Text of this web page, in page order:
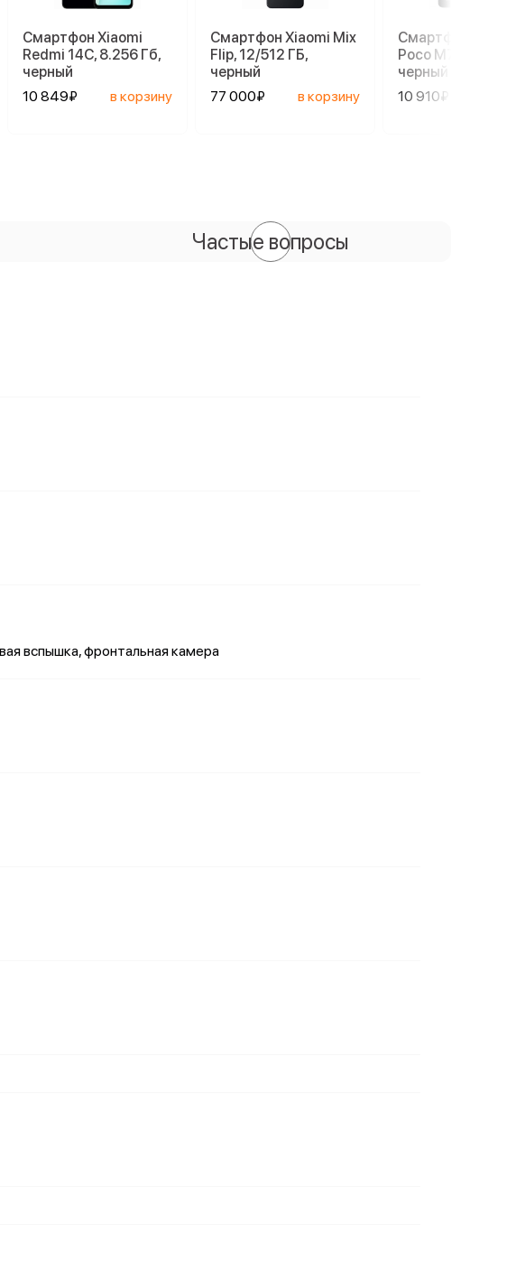
Смартфон Xiaomi
Redmi 14C, 8.256 Гб,
черный
10 849₽
в корзину
Смартфон Xiaomi Mix
Flip, 12/512 ГБ,
черный
77 000₽
в корзину
Смартфон
Poco M7, 6/128
черный
10 910₽
Частые вопросы
вспышка, фронтальная камера